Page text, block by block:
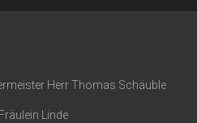
Herr Thomas Schäuble
Linde